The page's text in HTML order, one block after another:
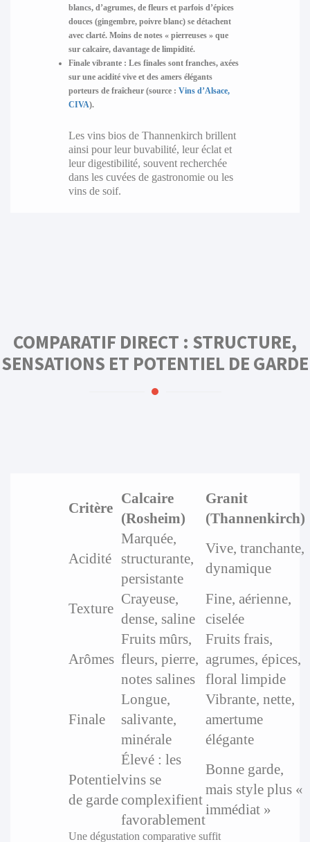
blancs, d’agrumes, de fleurs et parfois d’épices
douces (gingembre, poivre blanc) se détachent
avec clarté. Moins de notes « pierreuses » que
sur calcaire, davantage de limpidité.
Finale vibrante : Les finales sont franches, axées
sur une acidité vive et des amers élégants
porteurs de fraîcheur (source : Vins d’Alsace,
CIVA).
Les vins bios de Thannenkirch brillent
ainsi pour leur buvabilité, leur éclat et
leur digestibilité, souvent recherchée
dans les cuvées de gastronomie ou les
vins de soif.
COMPARATIF DIRECT : STRUCTURE,
SENSATIONS ET POTENTIEL DE GARDE
Critère
Calcaire
(Rosheim)
Granit
(Thannenkirch)
Acidité
Marquée,
structurante,
persistante
Vive, tranchante,
dynamique
Texture
Crayeuse,
dense, saline
Fine, aérienne,
ciselée
Arômes
Fruits mûrs,
fleurs, pierre,
notes salines
Fruits frais,
agrumes, épices,
floral limpide
Finale
Longue,
salivante,
minérale
Vibrante, nette,
amertume
élégante
Potentiel
de garde
Élevé : les
vins se
complexifient
favorablement
Bonne garde,
mais style plus «
immédiat »
Une dégustation comparative suffit